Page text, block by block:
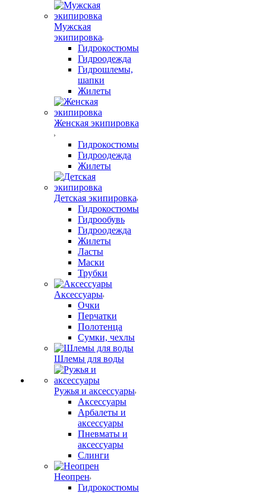
Мужская
экипировка
Гидрокостюмы
Гидроодежда
Гидрошлемы,
шапки
Жилеты
Женская экипировка
Гидрокостюмы
Гидроодежда
Жилеты
Детская экипировка
Гидрокостюмы
Гидрообувь
Гидроодежда
Жилеты
Ласты
Маски
Трубки
Аксессуары
Очки
Перчатки
Полотенца
Сумки, чехлы
Шлемы для воды
Ружья и аксессуары
Аксессуары
Арбалеты и
аксессуары
Пневматы и
аксессуары
Слинги
Неопрен
Гидрокостюмы